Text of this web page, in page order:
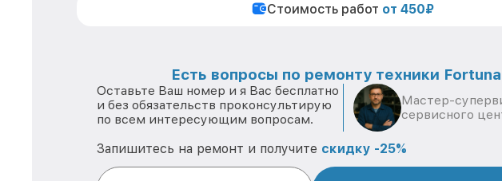
Стоимость работ от 450₽
Есть вопросы по ремонту техники
Оставьте Ваш номер и я Вас бесплатно
и без обязательств проконсультирую
по всем интересующим вопросам.
Мастер-
сервисного
Запишитесь на ремонт и получите скидку -25%